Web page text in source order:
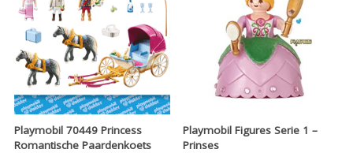
Playmobil 70449 Princess
Romantische Paardenkoets
Playmobil Figures Serie 1 –
Prinses